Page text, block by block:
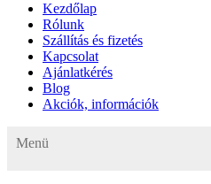
Kezdőlap
Rólunk
Szállítás és fizetés
Kapcsolat
Ajánlatkérés
Blog
Akciók, információk
Menü